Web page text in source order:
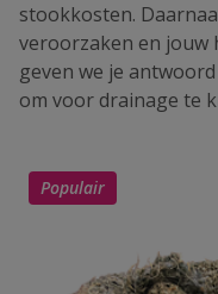
stookkosten.
veroorzaken en jouw
geven we je
om voor drainage te
Populair